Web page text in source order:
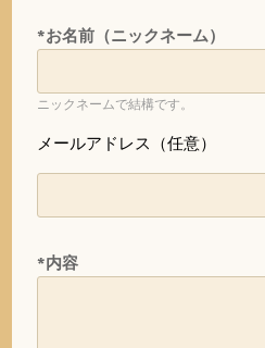
*お名前（ニックネーム）
ニックネームで結構です。
メールアドレス（任意）
*内容